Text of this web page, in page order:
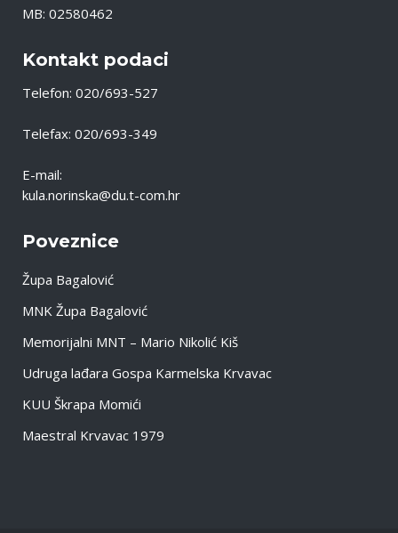
MB: 02580462
Kontakt podaci
Telefon: 020/693-527
Telefax: 020/693-349
E-mail:
kula.norinska@du.t-com.hr
Poveznice
Župa Bagalović
MNK Župa Bagalović
Memorijalni MNT – Mario Nikolić Kiš
Udruga lađara Gospa Karmelska Krvavac
KUU Škrapa Momići
Maestral Krvavac 1979